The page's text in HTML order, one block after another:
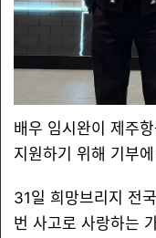
배우 임시완이 제주
지원하기 위해 기부
31일 희망브리지 전
번 사고로 사랑하는